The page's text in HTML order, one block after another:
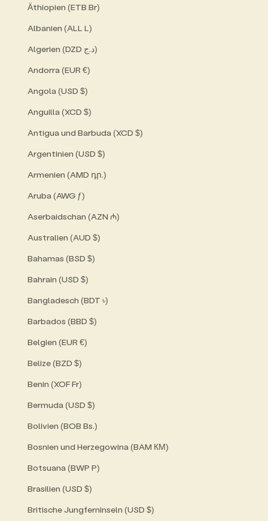
Äthiopien (ETB Br)
Albanien (ALL L)
Algerien (DZD د.ج)
Andorra (EUR €)
Angola (USD $)
Anguilla (XCD $)
Antigua und Barbuda (XCD $)
Argentinien (USD $)
Armenien (AMD դր.)
Aruba (AWG ƒ)
Aserbaidschan (AZN ₼)
Australien (AUD $)
Bahamas (BSD $)
Bahrain (USD $)
Bangladesch (BDT ৳)
Barbados (BBD $)
Belgien (EUR €)
Belize (BZD $)
Benin (XOF Fr)
Bermuda (USD $)
Bolivien (BOB Bs.)
Bosnien und Herzegowina (BAM КМ)
Botsuana (BWP P)
Brasilien (USD $)
Britische Jungferninseln (USD $)